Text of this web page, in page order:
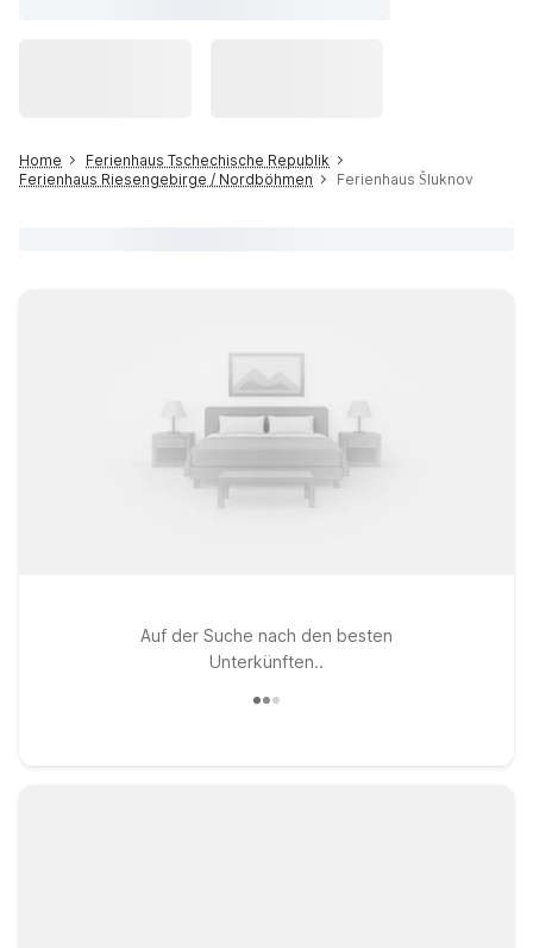
Home
Ferienhaus Tschechische Republik
Ferienhaus Riesengebirge / Nordböhmen
Ferienhaus Šluknov
Auf der Suche nach den besten
Unterkünften..